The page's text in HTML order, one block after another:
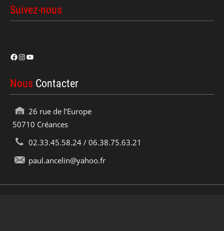
Suivez-nous
Facebook
Instagram
YouTube
Nous Contacter
26 rue de l’Europe
50710 Créances
02.33.45.58.24 / 06.38.75.63.21
paul.ancelin@yahoo.fr